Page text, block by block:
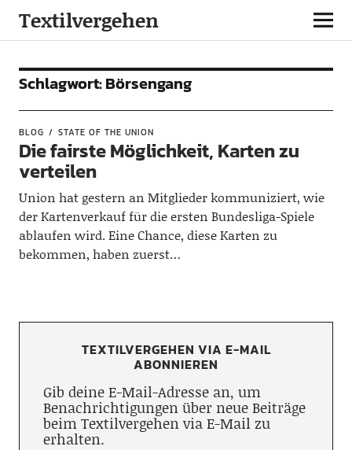
Textilvergehen
Schlagwort:Börsengang
BLOG STATE OF THE UNION
Die fairste Möglichkeit, Karten zu
verteilen
Union hat gestern an Mitglieder kommuniziert, wie
der Kartenverkauf für die ersten Bundesliga-Spiele
ablaufen wird. Eine Chance, diese Karten zu
bekommen, haben zuerst…
TEXTILVERGEHEN VIA E-MAIL
ABONNIEREN
Gib deine E-Mail-Adresse an, um
Benachrichtigungen über neue Beiträge
beim Textilvergehen via E-Mail zu
erhalten.